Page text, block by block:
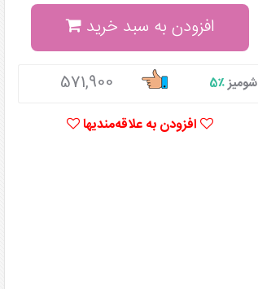
افزودن به سبد خرید
شومیز٪5 571,900
افزودن به علاقه‌مندیها